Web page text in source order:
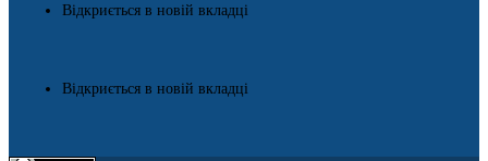
Відкриється в новій вкладці
Відкриється в новій вкладці